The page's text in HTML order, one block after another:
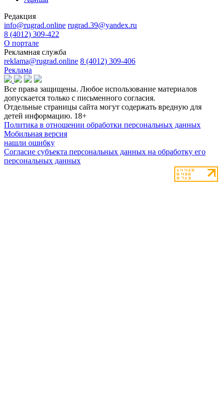
Редакция
info@rugrad.online rugrad.39@yandex.ru
8 (4012) 309-422
О портале
Рекламная служба
reklama@rugrad.online 8 (4012) 309-406
Реклама
Все права защищены. Любое использование материалов
допускается только с письменного согласия.
Отдельные страницы сайта могут содержать вредную для
детей информацию. 18+
Политика в отношении обработки персональных данных
Мобильная версия
нашли ошибку
Согласие субъекта персональных данных на обработку его
персональных данных